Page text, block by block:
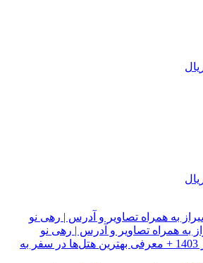
به همراه تصاویر و آدرس | رهی نو